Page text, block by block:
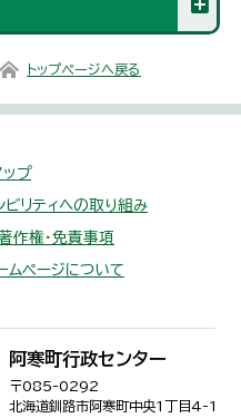
トップページへ戻る
ップ
ビリティへの取り組み
著作権・免責事項
ムページについて
阿寒町行政センター
〒085-0292
北海道釧路市阿寒町中央1丁目4-1